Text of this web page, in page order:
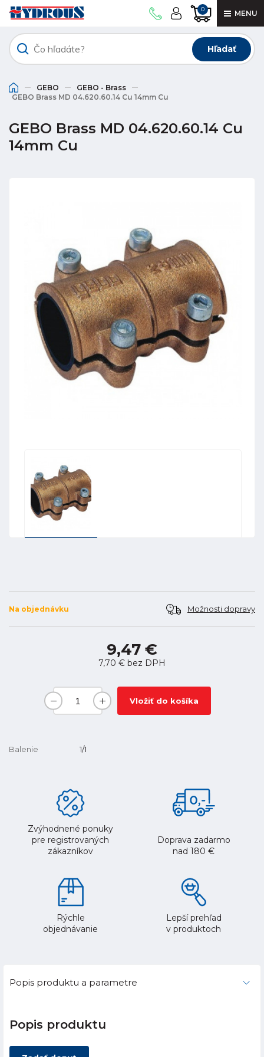
0 MENU
Hľadať
GEBO
GEBO - Brass
GEBO Brass MD 04.620.60.14 Cu 14mm Cu
GEBO Brass MD 04.620.60.14 Cu
14mm Cu
Na objednávku Možnosti dopravy
9,47 €
7,70 € bez DPH
Vložiť do košíka
Balenie 1/1
Zvýhodnené ponuky
pre registrovaných
zákazníkov
Doprava zadarmo
nad 180 €
Rýchle
objednávanie
Lepší prehľad
v produktoch
Popis produktu a parametre
Popis produktu